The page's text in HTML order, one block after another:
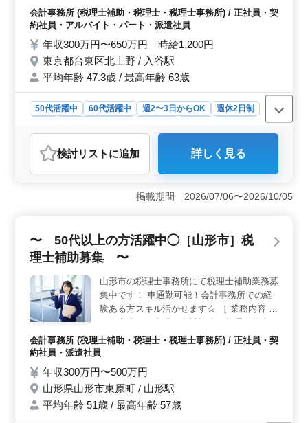
活躍の場があり、専門性を高めたい方にとって、多様な
経験を積むことが可能です。専門知識を深め、キャリア
アップを目指せる環境です。
はなく、徐々にお任せしたいと考えておりま
すので、真摯に業務に取り組める方を歓迎し
3年以上 税理士試験科目合格者歓迎 税理士
有資格者・公認会計士有資格者優遇 50代歓
迎
会計事務所 (税理士補助・税理士・税理士事務所) / 正社員・契
約社員・アルバイト・パート・派遣社員
年収300万円〜650万円 時給1,200円
東京都台東区北上野 / 入谷駅
平均年齢 47.3歳 / 最高年齢 63歳
50代活躍中 60代活躍中 週2〜3日からOK
週休2日制
アルバイト・パート
おすすめポイント
＜経験者歓迎＞ 会計事務所経験者向けのポジションで
す。3年以上の経験を持つ方、税理士試験合格者を歓迎し
ています。 ＜安定した雇用＞ 正社員、契約社員、
ャリアアップ支援＞ 税理士・公認会計士の有資格者優
遇しています。スキルや資格に応じた給与設定で、能力
検討リスト に追加 詳しく見る
掲載期間 2026/07/06〜2026/10/05
〜 50代以上の方活躍中◯［山形市］税
理士補助募集 〜
山形市の税理士事務所にて税理士補助業務募
集中です！ 車通勤可能！会計事務所での経
験ある方スキル活かせます☆ ［ 業務内容 ］
＊得意先への出張、会計帳簿の整理、監査
＊会計ソフトへの仕訳入力、試算表の作成
＊PC各申告書の作成、元帳作成、給与計算
税贈与税等の申告書の作成等 ［ 備考 ］ ・
完全週休2日制 皆様からのご応募お待ちして
おります！
会計事務所 (税理士補助・税理士・税理士事務所) / 正社員・契
約社員・派遣社員
年収300万円〜500万円
山形県山形市東原町 / 山形駅
平均年齢 51歳 / 最高年齢 57歳